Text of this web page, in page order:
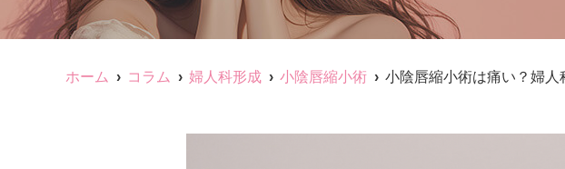
ホーム コラム 婦人科形成 小陰唇縮小術 小陰唇縮小術は痛い？婦